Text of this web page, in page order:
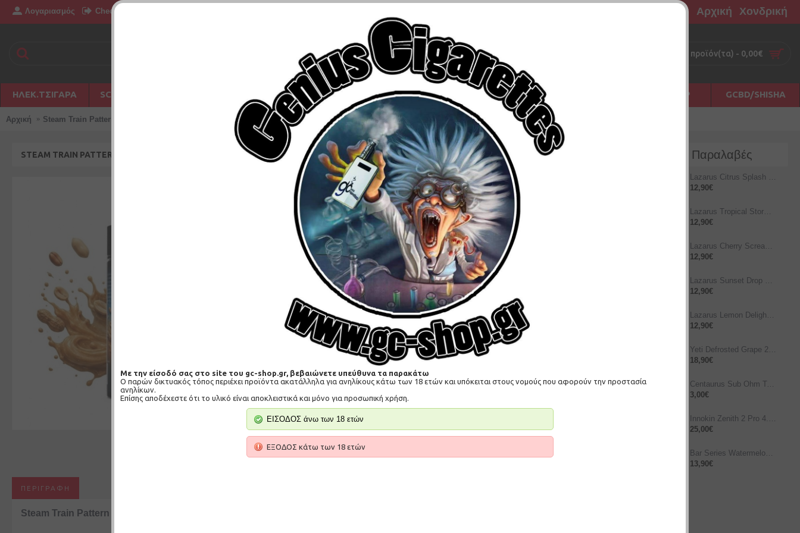
Λογαριασμός Checkout Αρχική Χονδρική
0 προϊόν(τα) - 0,00€
ΗΛΕΚ.ΤΣΙΓΆΡΑ SC PHILIPPINES ΑΤΜΟΠΟΙΗΤΕΣ FLAVOR SHOTS ΥΓΡΑ ΑΝΑΠΛΗΡΩΣΗΣ ΠΡΩΤΕΣ ΗΛΕΣ ΑΞΕΣΟΥΑΡ GCBD/SHISHA
Αρχική Steam Train Pattern 24/120ML
Νέες Παραλαβές
Lazarus Citrus Splash 10ml/60ml
12,90€
Lazarus Tropical Storm 12ml/60ml
12,90€
Lazarus Cherry Scream 12ml/60ml
12,90€
Lazarus Sunset Drop 10ml/60ml
12,90€
Lazarus Lemon Delight 10ml/60ml
12,90€
Yeti Defrosted Grape 25/120ml
18,90€
Centaurus Sub Ohm Tank Bubble Glass 5ml
3,00€
Innokin Zenith 2 Pro 4.5ml Ατμοποιητής – Stainless Steel
25,00€
Bar Series Watermelon Ice 10ml/120ml
13,90€
STEAM TRAIN PATTERN 24/120ML
Για δωρεάν μεταφορικά
Αγοράστε προϊόντα αξίας άνω των 39 ευρώ
Κωδικός Προϊόντος:ST050
Διαθεσιμότητα:Διαθέσιμο
16,90€
- +
ΠΕΡΙΓΡΑΦΉ
Steam Train Pattern 24/120ML
Με την είσοδό σας στο site του gc-shop.gr, βεβαιώνετε υπεύθυνα τα παρακάτω
Ο παρών δικτυακός τόπος περιέχει προϊόντα ακατάλληλα για ανηλίκους κάτω των 18 ετών και υπόκειται στους νομούς που αφορούν την προστασία
ανηλίκων.
Επίσης αποδέχεστε ότι το υλικό είναι αποκλειστικά και μόνο για προσωπική χρήση.
ΕΙΣΟΔΟΣ άνω των 18 ετών
ΕΞΟΔΟΣ κάτω των 18 ετών